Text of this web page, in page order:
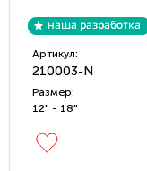
Артикул:
210003-N
Размер:
12" - 18"